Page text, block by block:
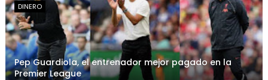
DINERO
Pep Guardiola, el entrenador mejor pagado en la
Premier League